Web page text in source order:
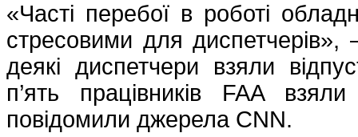
«Часті перебої в роботі
стресовими для
деякі диспетчери взяли
п’ять працівників FAA
повідомили джерела CNN.